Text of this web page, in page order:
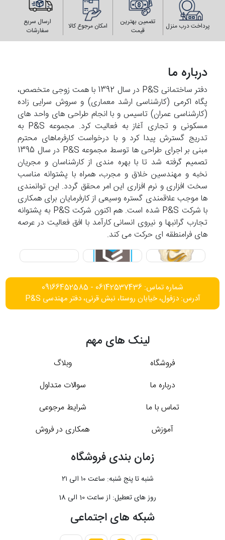
پرداخت درب منزل
تضمین بهترین
قیمت
امکان مرجوع کالا
ارسال سریع
سفارشات
درباره ما
دفتر ساختمانی P&S در سال 1392 با همت زوجی متخصص،
پگاه اکرمی (کارشناسی ارشد معماری) و سروش سرایی زاده
(کارشناسی عمران) تاسیس و با انجام طراحی های واحد های
مسکونی و تجاری آغاز به فعالیت کرد. مجموعه P&S به
تدریج گسترش پیدا کرد و با درخواست کارفرماهای محترم
مبنی بر اجرای طراحی ها توسط مجموعه P&S در سال 1395
تصمیم گرفته شد تا با بهره مندی از کارشناسان و مجریان
نخبه و مهندسین خلاق و مجرب، همراه با پشتوانه مناسب
سخت افزاری و نرم افزاری این امر محقق گردد. این توانمندی
ها موجب علاقمندی گستره وسیعی از کارفرمایان برای همکاری
با شرکت P&S شده است. هم اکنون شرکت P&S به پشتوانه
تجارب گرانبها و نیروی انسانی کارآمد با افق فعالیت در عرصه
های فرامنطقه ای حرکت می کند.
شماره تماس: 06142537436 - 09166452585
آدرس: دزفول، خیابان روستا، نبش قرنی، دفتر مهندسی P&S
لینک های مهم
فروشگاه
وبلاگ
درباره ما
سوالات متداول
تماس با ما
شرایط مرجوعی
آموزش
همکاری در فروش
زمان بندی فروشگاه
شنبه تا پنج شنبه: ساعت ۱۰ الی ۲۱
روز های تعطیل: از ساعت 10 الی 18
شبکه های اجتماعی